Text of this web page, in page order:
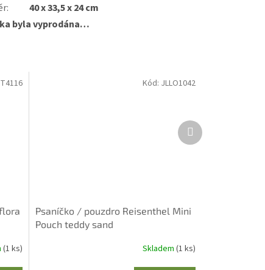
:
40 x 33,5 x 24 cm
byla vyprodána…
(1 ks)
Psaníčko / pouzdro Reisenthel Mini
Pouch teddy sand
Skladem (1 ks)
Kód: JLLO1042
Další
produkt